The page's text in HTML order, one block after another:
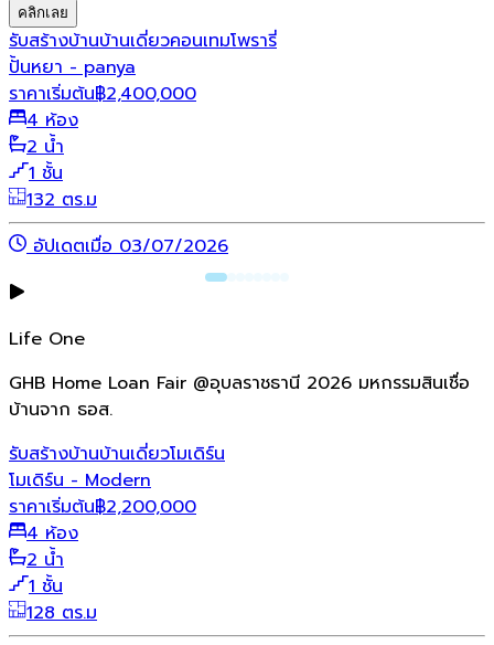
คลิกเลย
รับสร้างบ้านบ้านเดี่ยวคอนเทมโพรารี่
ปั้นหยา - panya
ราคาเริ่มต้น฿2,400,000
4 ห้อง
2 น้ำ
1 ชั้น
132 ตร.ม
อัปเดตเมื่อ 03/07/2026
Life One
GHB Home Loan Fair @อุบลราชธานี 2026 มหกรรมสินเชื่อ
บ้านจาก ธอส.
รับสร้างบ้านบ้านเดี่ยวโมเดิร์น
โมเดิร์น - Modern
ราคาเริ่มต้น฿2,200,000
4 ห้อง
2 น้ำ
1 ชั้น
128 ตร.ม